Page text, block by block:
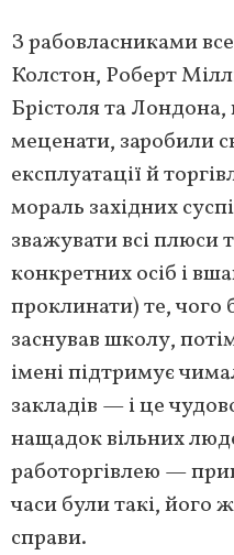
З рабовласниками
Колстон, Роберт
Брістоля та Лондона,
меценати, заробили
експлуатації й
мораль західних
зважувати всі плюси
конкретних осіб і
проклинати) те, чого
заснував школу,
імені підтримує
закладів — і це
нащадок вільних
работоргівлею —
часи були такі, його
справи.